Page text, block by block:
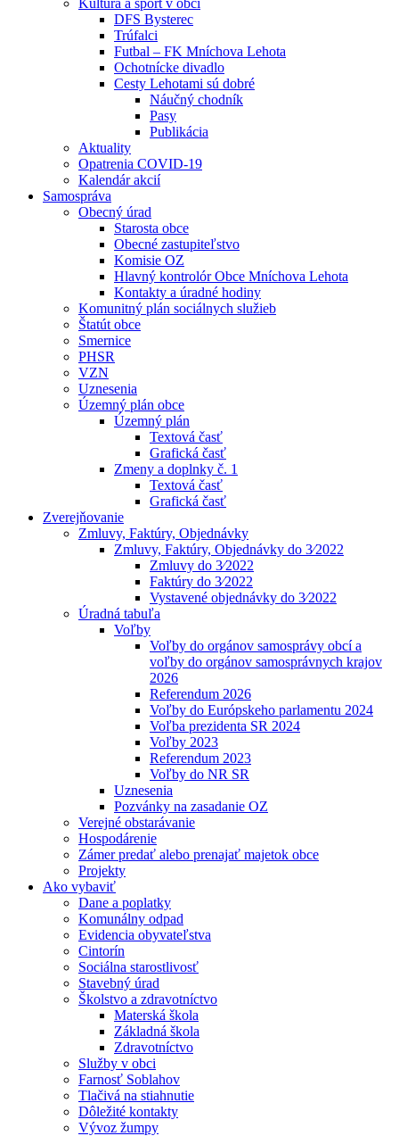
Kultúra a šport v obci
DFS Bysterec
Trúfalci
Futbal – FK Mníchova Lehota
Ochotnícke divadlo
Cesty Lehotami sú dobré
Náučný chodník
Pasy
Publikácia
Aktuality
Opatrenia COVID-19
Kalendár akcií
Samospráva
Obecný úrad
Starosta obce
Obecné zastupiteľstvo
Komisie OZ
Hlavný kontrolór Obce Mníchova Lehota
Kontakty a úradné hodiny
Komunitný plán sociálnych služieb
Štatút obce
Smernice
PHSR
VZN
Uznesenia
Územný plán obce
Územný plán
Textová časť
Grafická časť
Zmeny a doplnky č. 1
Textová časť
Grafická časť
Zverejňovanie
Zmluvy, Faktúry, Objednávky
Zmluvy, Faktúry, Objednávky do 3⁄2022
Zmluvy do 3⁄2022
Faktúry do 3⁄2022
Vystavené objednávky do 3⁄2022
Úradná tabuľa
Voľby
Voľby do orgánov samosprávy obcí a
voľby do orgánov samosprávnych krajov
2026
Referendum 2026
Voľby do Európskeho parlamentu 2024
Voľba prezidenta SR 2024
Voľby 2023
Referendum 2023
Voľby do NR SR
Uznesenia
Pozvánky na zasadanie OZ
Verejné obstarávanie
Hospodárenie
Zámer predať alebo prenajať majetok obce
Projekty
Ako vybaviť
Dane a poplatky
Komunálny odpad
Evidencia obyvateľstva
Cintorín
Sociálna starostlivosť
Stavebný úrad
Školstvo a zdravotníctvo
Materská škola
Základná škola
Zdravotníctvo
Služby v obci
Farnosť Soblahov
Tlačivá na stiahnutie
Dôležité kontakty
Vývoz žumpy